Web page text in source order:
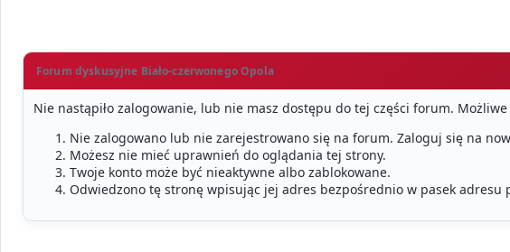
Forum dyskusyjne Biało-czerwonego Opola
Nie nastąpiło zalogowanie, lub nie masz dostępu do tej części forum.
Nie zalogowano lub nie zarejestrowano się na forum. Zaloguj się na
Możesz nie mieć uprawnień do oglądania tej strony.
Twoje konto może być nieaktywne albo zablokowane.
Odwiedzono tę stronę wpisując jej adres bezpośrednio w pasek